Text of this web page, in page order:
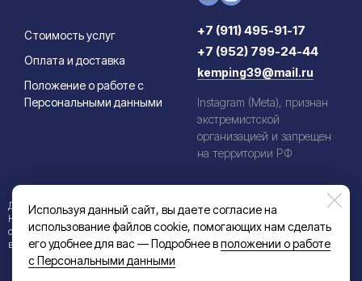
Используя данный сайт, вы даете согласие на
использование файлов cookie, помогающих нам сделать
его удобнее для вас — Подробнее вположении о работе
с Персональными данными
Стоимость услуг
Оплата и доставка
Положение о работе с
Персональными данными
+7 (911) 495-91-17
+7 (952) 799-24-44
kemping39@mail.ru
Instagram (Meta), признан
экстремистской
организацией и запрещен
на территории РФ
Данный информационный ресурс не является публичной офертой.
Наличие и стоимость товаров уточняйте по телефону. Производители
оставляют за собой право изменять технические характеристики и
внешний вид товаров без предварительного уведомления.